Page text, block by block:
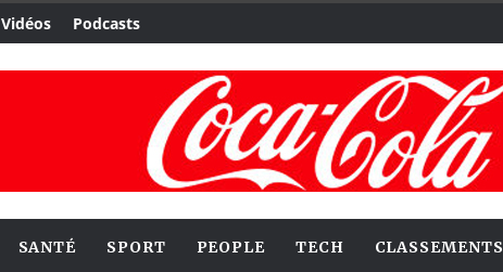
Vidéos Podcasts
SANTÉ SPORT PEOPLE TECH CLASSEMENTS